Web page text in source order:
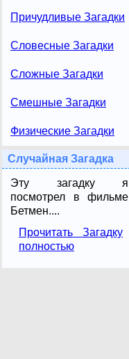
Причудливые Загадки
Словесные Загадки
Сложные Загадки
Смешные Загадки
Физические Загадки
Случайная Загадка
Эту загадку я
посмотрел в фильме
Бетмен....
Прочитать Загадку
полностью